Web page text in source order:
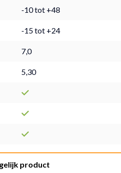
-10 tot +48
-15 tot +24
7,0
5,30
product